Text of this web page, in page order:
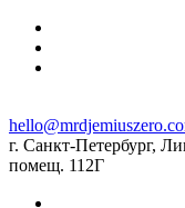
г. Санкт-Петербург,
помещ. 112Г